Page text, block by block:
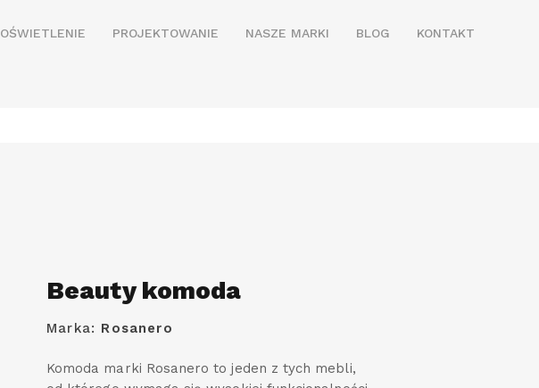
OŚWIETLENIE PROJEKTOWANIE NASZE MARKI BLOG KONTAKT
Beauty komoda
Marka: Rosanero
Komoda marki Rosanero to jeden z tych mebli,